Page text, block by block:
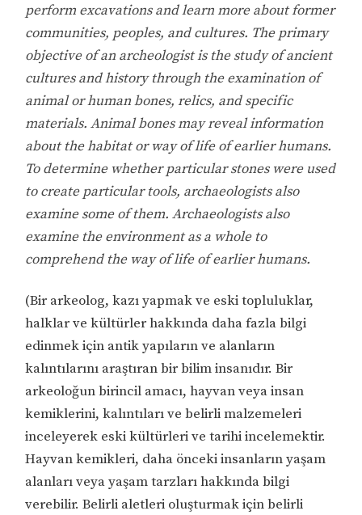
perform excavations and learn more about former
communities, peoples, and cultures. The primary
objective of an archeologist is the study of ancient
cultures and history through the examination of
animal or human bones, relics, and specific
materials. Animal bones may reveal information
about the habitat or way of life of earlier humans.
To determine whether particular stones were used
to create particular tools, archaeologists also
examine some of them. Archaeologists also
examine the environment as a whole to
comprehend the way of life of earlier humans.
(Bir arkeolog, kazı yapmak ve eski topluluklar,
halklar ve kültürler hakkında daha fazla bilgi
edinmek için antik yapıların ve alanların
kalıntılarını araştıran bir bilim insanıdır. Bir
arkeoloğun birincil amacı, hayvan veya insan
kemiklerini, kalıntıları ve belirli malzemeleri
inceleyerek eski kültürleri ve tarihi incelemektir.
Hayvan kemikleri, daha önceki insanların yaşam
alanları veya yaşam tarzları hakkında bilgi
verebilir. Belirli aletleri oluşturmak için belirli